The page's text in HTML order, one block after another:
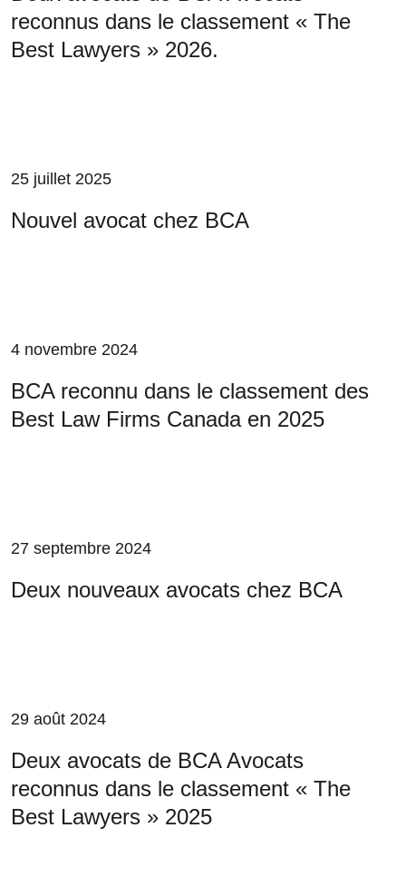
reconnus dans le classement « The
Best Lawyers » 2026.
25 juillet 2025
Nouvel avocat chez BCA
4 novembre 2024
BCA reconnu dans le classement des
Best Law Firms Canada en 2025
27 septembre 2024
Deux nouveaux avocats chez BCA
29 août 2024
Deux avocats de BCA Avocats
reconnus dans le classement « The
Best Lawyers » 2025